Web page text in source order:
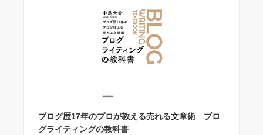
ブログ歴17年のプロが教える売れる文章術 ブロ
グライティングの教科書